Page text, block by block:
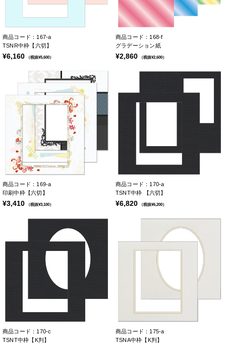
商品コード：167-a
TSNR中枠【六切】
¥6,160 （税抜¥5,600）
商品コード：168-f
グラデーション紙
¥2,860 （税抜¥2,600）
商品コード：169-a
印刷中枠【六切】
¥3,410 （税抜¥3,100）
商品コード：170-a
TSNT中枠 【六切】
¥6,820 （税抜¥6,200）
商品コード：170-c
TSNT中枠【K判】
商品コード：175-a
TSNA中枠【K判】